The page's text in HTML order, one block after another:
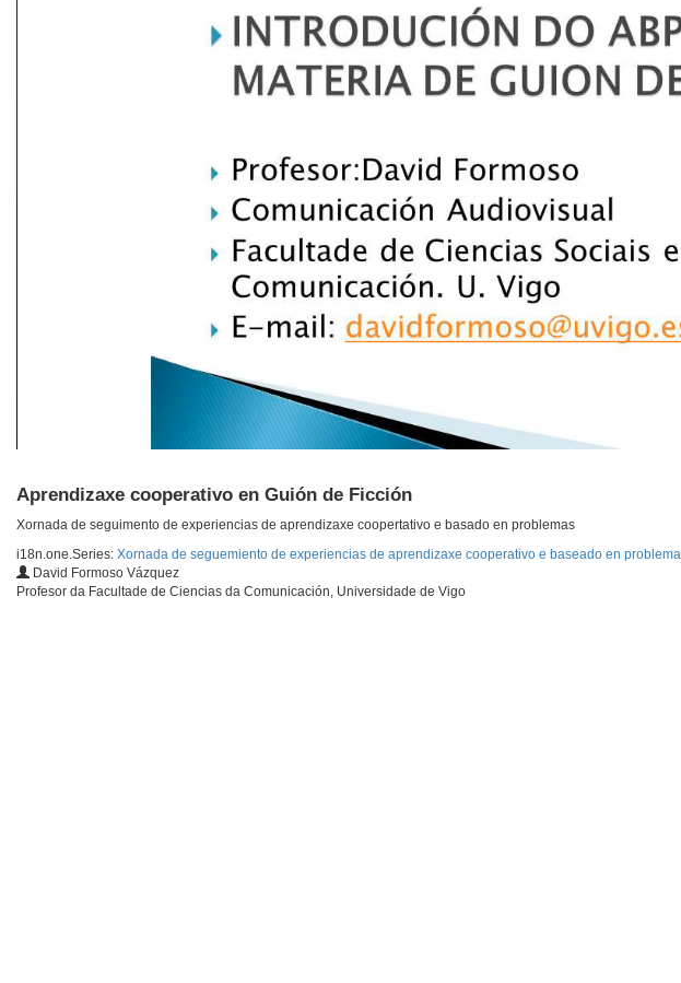
Aprendizaxe cooperativo en Guión de Ficción
Xornada de seguimento de experiencias de aprendizaxe coopertativo e basado en problemas
i18n.one.Series: Xornada de seguemiento de experiencias de aprendizaxe cooperativo e baseado en
David Formoso Vázquez
Profesor da Facultade de Ciencias da Comunicación, Universidade de Vigo